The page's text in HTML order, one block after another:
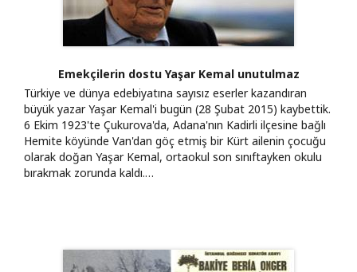
Emekçilerin dostu Yaşar Kemal unutulmaz
Türkiye ve dünya edebiyatına sayısız eserler kazandıran
büyük yazar Yaşar Kemal'i bugün (28 Şubat 2015) kaybettik.
6 Ekim 1923'te Çukurova'da, Adana'nın Kadirli ilçesine bağlı
Hemite köyünde Van'dan göç etmiş bir Kürt ailenin çocuğu
olarak doğan Yaşar Kemal, ortaokul son sınıftayken okulu
bırakmak zorunda kaldı.…